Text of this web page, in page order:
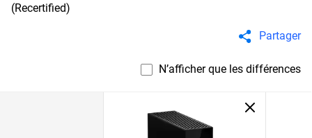
(Recertified)
Partager
N’afficher que les différences